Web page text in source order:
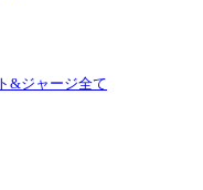
&ジャージ全て